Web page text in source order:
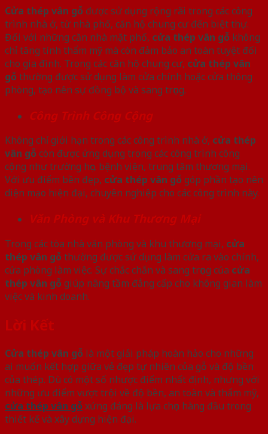
Cửa thép vân gỗ được sử dụng rộng rãi trong các công
trình nhà ở, từ nhà phố, căn hộ chung cư đến biệt thự.
Đối với những căn nhà mặt phố, cửa thép vân gỗ không
chỉ tăng tính thẩm mỹ mà còn đảm bảo an toàn tuyệt đối
cho gia đình. Trong các căn hộ chung cư, cửa thép vân
gỗ thường được sử dụng làm cửa chính hoặc cửa thông
phòng, tạo nên sự đồng bộ và sang trọng.
Công Trình Công Cộng
Không chỉ giới hạn trong các công trình nhà ở, cửa thép
vân gỗ còn được ứng dụng trong các công trình công
cộng như trường học, bệnh viện, trung tâm thương mại.
Với ưu điểm bền đẹp, cửa thép vân gỗ góp phần tạo nên
diện mạo hiện đại, chuyên nghiệp cho các công trình này.
Văn Phòng và Khu Thương Mại
Trong các tòa nhà văn phòng và khu thương mại, cửa
thép vân gỗ thường được sử dụng làm cửa ra vào chính,
cửa phòng làm việc. Sự chắc chắn và sang trọng của cửa
thép vân gỗ giúp nâng tầm đẳng cấp cho không gian làm
việc và kinh doanh.
Lời Kết
Cửa thép vân gỗ là một giải pháp hoàn hảo cho những
ai muốn kết hợp giữa vẻ đẹp tự nhiên của gỗ và độ bền
của thép. Dù có một số nhược điểm nhất định, nhưng với
những ưu điểm vượt trội về độ bền, an toàn và thẩm mỹ,
cửa thép vân gỗxứng đáng là lựa chọn hàng đầu trong
thiết kế và xây dựng hiện đại.